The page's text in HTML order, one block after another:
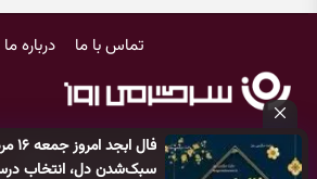
سبک‌شدن دل، انتخاب
باارزش‌ترین چیز زندگی‌تان را نشان می‌دهد
انتخاب مسیرهای کم‌هزینه‌تر
تماس با ما درباره ما
کلیه حقوق مادی و معنوی این سایت متعلق به